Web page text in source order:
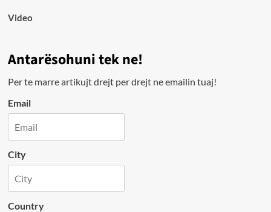
Video
Antarësohuni tek ne!
Per te marre artikujt drejt per drejt ne emailin tuaj!
Email
City
Country